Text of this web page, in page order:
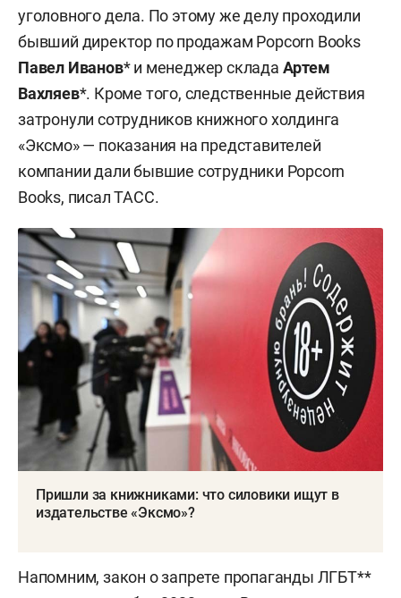
уголовного дела. По этому же делу проходили
бывший директор по продажам Popcorn Books
Павел Иванов* и менеджер склада Артем
Вахляев*. Кроме того, следственные действия
затронули сотрудников книжного холдинга
«Эксмо» — показания на представителей
компании дали бывшие сотрудники Popcorn
Books, писал ТАСС.
Пришли за книжниками: что силовики ищут в
издательстве «Эксмо»?
Напомним, закон о запрете пропаганды ЛГБТ**